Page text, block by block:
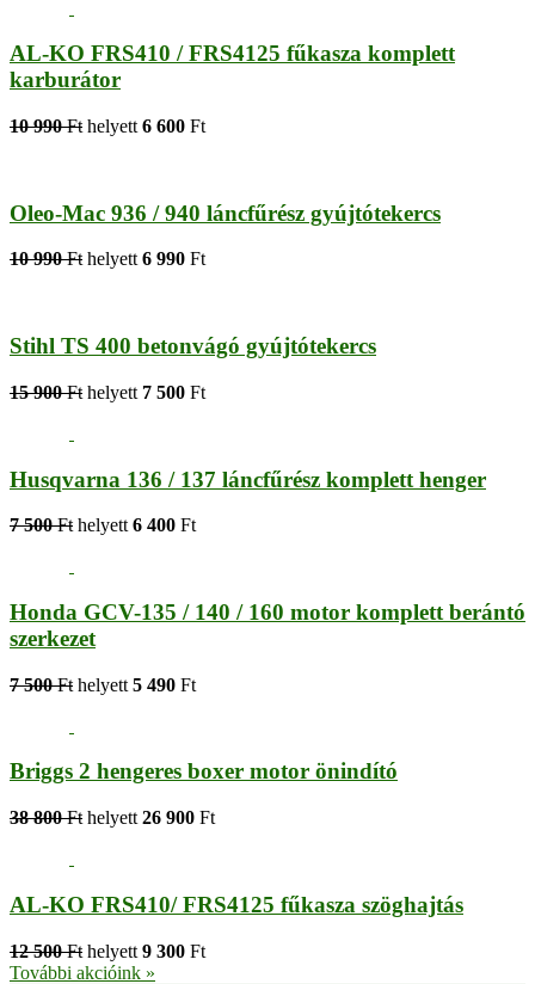
AL-KO FRS410 / FRS4125 fűkasza komplett
karburátor
10 990 Ft helyett 6 600 Ft
Oleo-Mac 936 / 940 láncfűrész gyújtótekercs
10 990 Fthelyett6 990 Ft
Stihl TS 400 betonvágó gyújtótekercs
15 900 Ft helyett 7 500 Ft
Husqvarna 136 / 137 láncfűrész komplett henger
7 500 Ft helyett 6 400 Ft
Honda GCV-135 / 140 / 160 motor komplett berántó
szerkezet
7 500 Ft helyett 5 490 Ft
Briggs 2 hengeres boxer motor önindító
38 800 Ft helyett 26 900 Ft
AL-KO FRS410/ FRS4125 fűkasza szöghajtás
12 500 Ft helyett 9 300 Ft
További akcióink »